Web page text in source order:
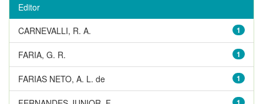
Editor
1
CARNEVALLI, R. A.
1
FARIA, G. R.
1
FARIAS NETO, A. L. de